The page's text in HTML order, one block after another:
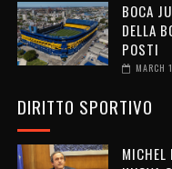
BOCA
DELLA
POSTI
MARCH
DIRITTO SPORTIVO
MICHEL